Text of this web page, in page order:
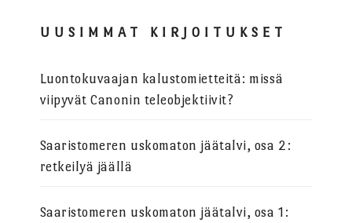
UUSIMMAT KIRJOITUKSET
Luontokuvaajan kalustomietteitä: missä
viipyvät Canonin teleobjektiivit?
Saaristomeren uskomaton jäätalvi, osa 2:
retkeilyä jäällä
Saaristomeren uskomaton jäätalvi, osa 1: